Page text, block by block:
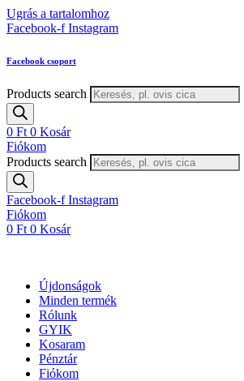
Ugrás a tartalomhoz
Facebook-f Instagram
Facebook csoport
Products search
0 Ft 0 Kosár
Fiókom
Products search
Facebook-f Instagram
Fiókom
0 Ft 0 Kosár
Újdonságok
Minden termék
Rólunk
GYIK
Kosaram
Pénztár
Fiókom